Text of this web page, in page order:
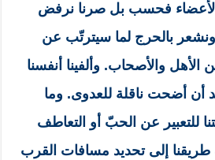
الأعضاء فحسب بل صرنا نرفض
ونشعر بالحرج لما سيترتّب عن
الأهل والأصحاب. وألفينا أنفسنا
أن أضحت ناقلة للعدوى. وما
للتعبير عن الحبّ أو التعاطف
طريقنا إلى تحديد مسافات القرب